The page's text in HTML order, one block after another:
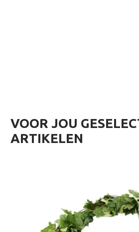
VOOR JOU
ARTIKELEN